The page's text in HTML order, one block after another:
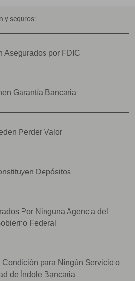
y seguros:
Asegurados por FDIC
Garantía Bancaria
Perder Valor
Depósitos
Por Ninguna Agencia del
Federal
Condición para Ningún Servicio o
de Índole Bancaria